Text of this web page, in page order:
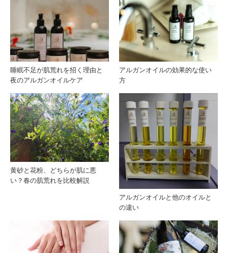
紫外
線を
予防
イル
が欠
かせ
理由
睡眠不足が肌荒れを招く理由と
夜のアルガンオイルケア
アルガンオイルの効果的な使い
方
黄砂と花粉、どちらが肌に悪
い？春の肌荒れを比較解説
アルガンオイルと他のオイルと
の違い